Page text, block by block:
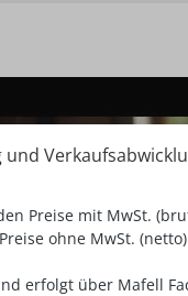
Preise mit MwSt.
ohne MwSt.
erfolgt über Mafell